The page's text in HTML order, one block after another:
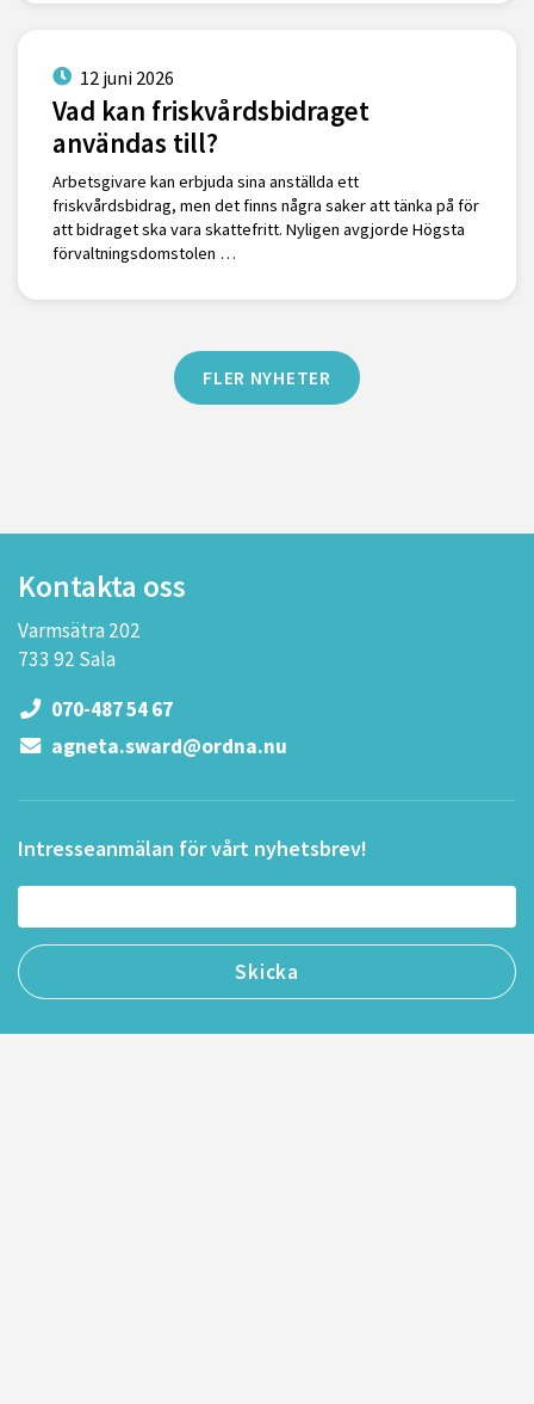
12 juni 2026
Vad kan friskvårdsbidraget
användas till?
Arbetsgivare kan erbjuda sina anställda ett
friskvårdsbidrag, men det finns några saker att tänka på för
att bidraget ska vara skattefritt. Nyligen avgjorde Högsta
förvaltningsdomstolen …
FLER NYHETER
Kontakta oss
Varmsätra 202
733 92 Sala
070-487 54 67
agneta.sward@ordna.nu
Intresseanmälan för vårt nyhetsbrev!